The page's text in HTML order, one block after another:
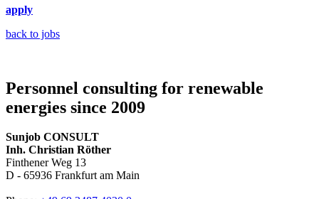
apply
back to jobs
Personnel consulting for renewable
energies since 2009
Sunjob CONSULT
Inh. Christian Röther
Finthener Weg 13
D - 65936 Frankfurt am Main